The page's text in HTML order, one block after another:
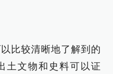
比较清晰地了解到的
土文物和史料可以证